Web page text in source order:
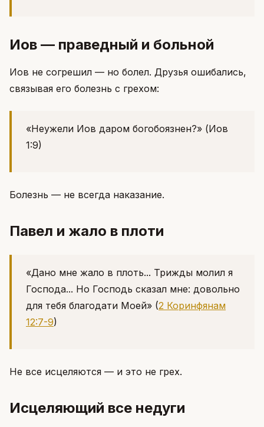
Иов — праведный и больной
Иов не согрешил — но болел. Друзья ошибались,
связывая его болезнь с грехом:
«Неужели Иов даром богобоязнен?» (Иов
1:9)
Болезнь — не всегда наказание.
Павел и жало в плоти
«Дано мне жало в плоть... Трижды молил я
Господа... Но Господь сказал мне: довольно
для тебя благодати Моей» (2 Коринфянам
12:7-9)
Не все исцеляются — и это не грех.
Исцеляющий все недуги